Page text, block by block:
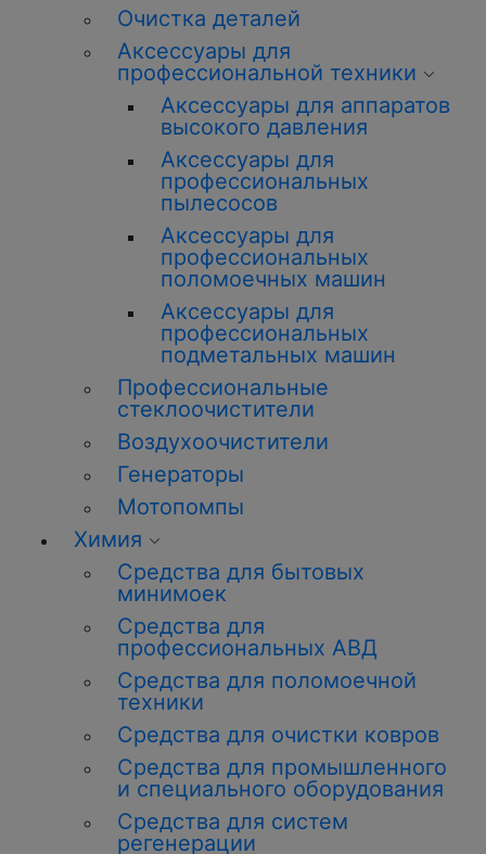
Очистка деталей
Аксессуары для
профессиональной техники
Аксессуары для аппаратов
высокого давления
Аксессуары для
профессиональных
пылесосов
Аксессуары для
профессиональных
поломоечных машин
Аксессуары для
профессиональных
подметальных машин
Профессиональные
стеклоочистители
Воздухоочистители
Генераторы
Мотопомпы
Химия
Средства для бытовых
минимоек
Средства для
профессиональных АВД
Средства для поломоечной
техники
Средства для очистки ковров
Средства для промышленного
и специального оборудования
Средства для систем
регенерации